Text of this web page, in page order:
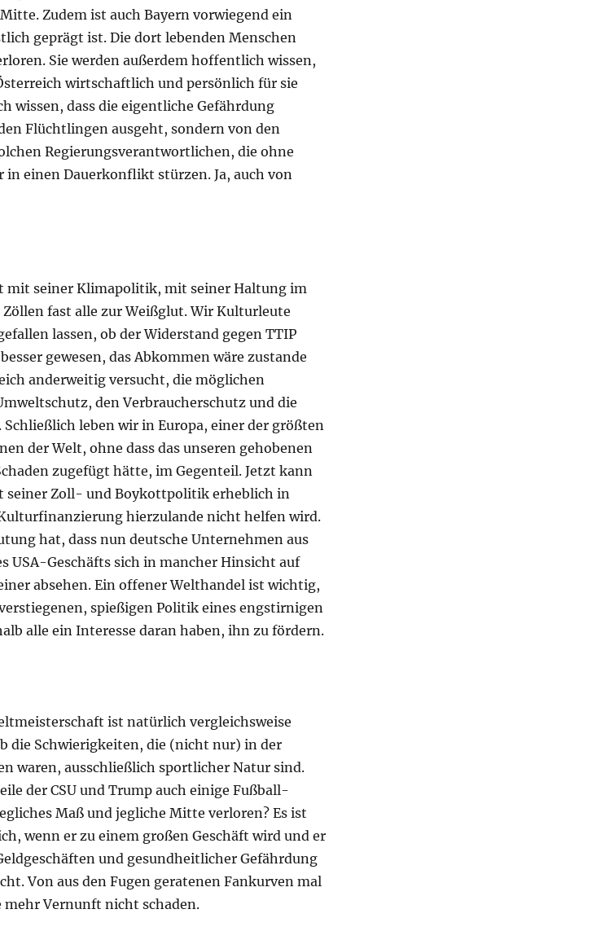
Zudem ist auch Bayern vorwiegend ein
geprägt ist. Die dort lebenden Menschen
Sie werden außerdem hoffentlich wissen,
wirtschaftlich und persönlich für sie
wissen, dass die eigentliche Gefährdung
Flüchtlingen ausgeht, sondern von den
Regierungsverantwortlichen, die ohne
einen Dauerkonflikt stürzen. Ja, auch von
mit seiner Klimapolitik, mit seiner Haltung im
fast alle zur Weißglut. Wir Kulturleute
lassen, ob der Widerstand gegen TTIP
gewesen, das Abkommen wäre zustande
anderweitig versucht, die möglichen
den Verbraucherschutz und die
leben wir in Europa, einer der größten
der Welt, ohne dass das unseren gehobenen
zugefügt hätte, im Gegenteil. Jetzt kann
seiner Zoll- und Boykottpolitik erheblich in
hierzulande nicht helfen wird.
hat, dass nun deutsche Unternehmen aus
USA-Geschäfts sich in mancher Hinsicht auf
absehen. Ein offener Welthandel ist wichtig,
spießigen Politik eines engstirnigen
alle ein Interesse daran haben, ihn zu fördern.
ist natürlich vergleichsweise
die Schwierigkeiten, die (nicht nur) in der
waren, ausschließlich sportlicher Natur sind.
der CSU und Trump auch einige Fußball-
Maß und jegliche Mitte verloren? Es ist
wenn er zu einem großen Geschäft wird und er
und gesundheitlicher Gefährdung
Von aus den Fugen geratenen Fankurven mal
mehr Vernunft nicht schaden.